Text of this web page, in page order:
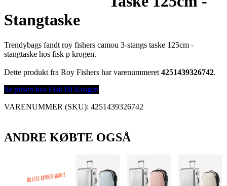
Stangtaske
Trendybags fandt roy fishers camou 3-stangs taske 125cm -
stangtaske hos fisk p krogen.
Dette produkt fra Roy Fishers har varenummeret 4251439326742.
Se prisen hos Fisk På Krogen
VARENUMMER (SKU): 4251439326742
ANDRE KØBTE OGSÅ